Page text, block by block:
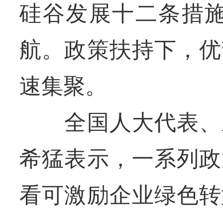
硅谷发展十二条措
航。政策扶持下，
速集聚。
全国人大代表、
希猛表示，一系列
看可激励企业绿色